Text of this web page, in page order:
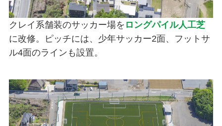
クレイ系舗装のサッカー場を ロングパイル人工芝
に改修。ピッチには、少年サッカー2面、フットサ
ル4面のラインも設置。